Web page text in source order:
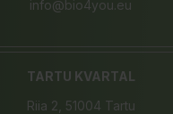
info@bio4you.eu
TARTU KVARTAL
Riia 2, 51004 Tartu